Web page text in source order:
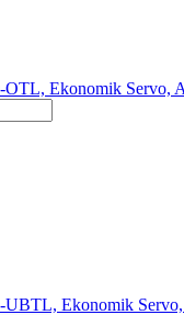
Ekonomik Servo,
Ekonomik Servo,